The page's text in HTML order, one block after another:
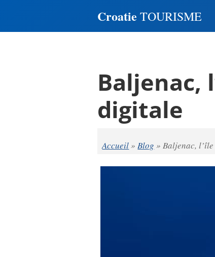
Croatie TOURISME
Baljenac,
digitale
Accueil»Blog »Baljenac,